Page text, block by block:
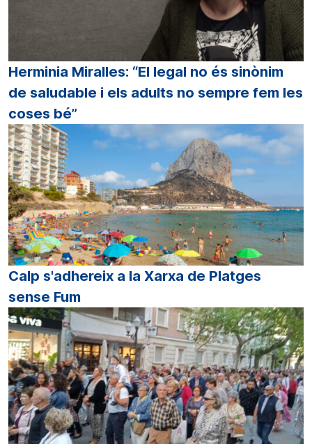
Herminia Miralles: “El legal no és sinònim
de saludable i els adults no sempre fem les
coses bé”
Calp s'adhereix a la Xarxa de Platges
sense Fum